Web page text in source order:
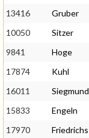
13416
Gruber
10050
Sitzer
9841
Hoge
17874
Kuhl
16011
Siegmund
15833
Engeln
17970
Friedrichs